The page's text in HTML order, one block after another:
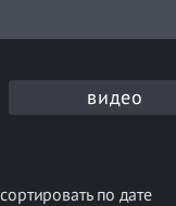
видео
сортировать по дате